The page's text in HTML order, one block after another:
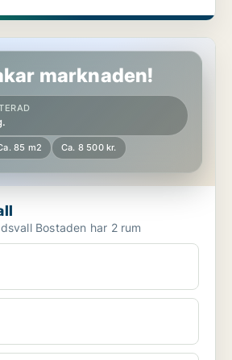
marknaden!
85 m2 Ca. 8 500 kr.
Hus att hyra i Sundsvall Bostaden har 2 rum